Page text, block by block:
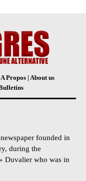
A Propos | About us
founded in
during the
Duvalier who was in